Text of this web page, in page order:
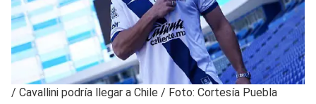
/ Cavallini podría llegar a Chile / Foto: Cortesía Puebla